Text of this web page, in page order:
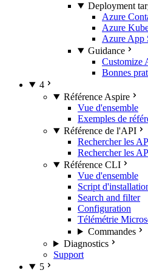
Deployment
Azure
Azure
Azure App
Guidance
Customize
Bonnes
4
Référence Aspire
Vue d'ensemble
Exemples de
Référence de l'API
Rechercher les
Rechercher les
Référence CLI
Vue d'ensemble
Script
Search and filter
Configuration
Télémétrie
Commandes
Diagnostics
Support
5